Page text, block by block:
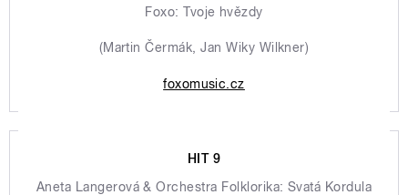
Foxo: Tvoje hvězdy
(Martin Čermák, Jan Wiky Wilkner)
foxomusic.cz
HIT 9
Aneta Langerová & Orchestra Folklorika: Svatá Kordula